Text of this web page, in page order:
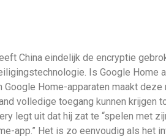
China eindelijk de encryptie
Is Google Home
Home-apparaten maakt deze
volledige toegang kunnen krijgen
legt uit dat hij zat te “spelen met
app.” Het is zo eenvoudig als het